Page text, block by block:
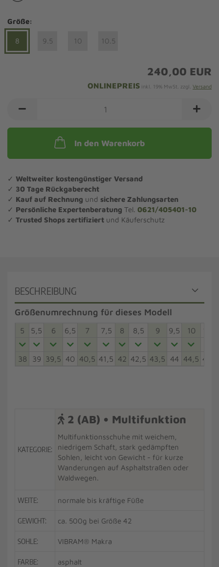
Größe:
8 9.5 10 10.5
240,00 EUR
ONLINEPREIS inkl. 19% MwSt. zzgl. Versand
In den Warenkorb
✓ Weltweiter kostengünstiger Versand
✓ 30 Tage Rückgaberecht
✓ Kauf auf Rechnung und sichere Zahlungsarten
✓ Persönliche Expertenberatung Tel. 0621/405401-10
✓ Trusted Shops zertifiziert und Käuferschutz
BESCHREIBUNG
Größenumrechnung für dieses Modell
5 5,5 6 6,5 7 7,5 8 8,5 9 9,5 10
38 39 39,5 40 40,5 41,5 42 42,5 43,5 44 44,5 45,5
KATEGORIE:
2 (AB) • Multifunktion
Multifunktionsschuhe mit weichem,
niedrigem Schaft, stark gedämpften
Sohlen, leicht von Gewicht - für kurze
Wanderungen auf Asphaltstraßen oder
Waldwegen.
WEITE: normale bis kräftige Füße
GEWICHT: ca. 500g bei Größe 42
SOHLE: VIBRAM® Makra
FARBE: asphalt